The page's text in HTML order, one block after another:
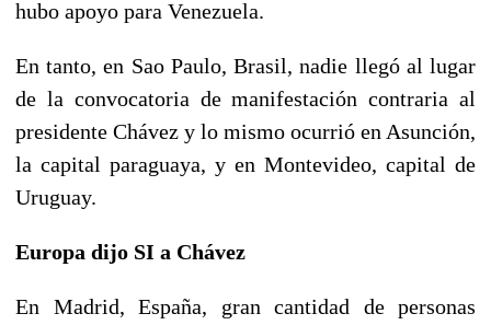
hubo apoyo para Venezuela.
En tanto, en Sao Paulo, Brasil, nadie llegó al lugar
de la convocatoria de manifestación contraria al
presidente Chávez y lo mismo ocurrió en Asunción,
la capital paraguaya, y en Montevideo, capital de
Uruguay.
Europa dijo SI a Chávez
En Madrid, España, gran cantidad de personas